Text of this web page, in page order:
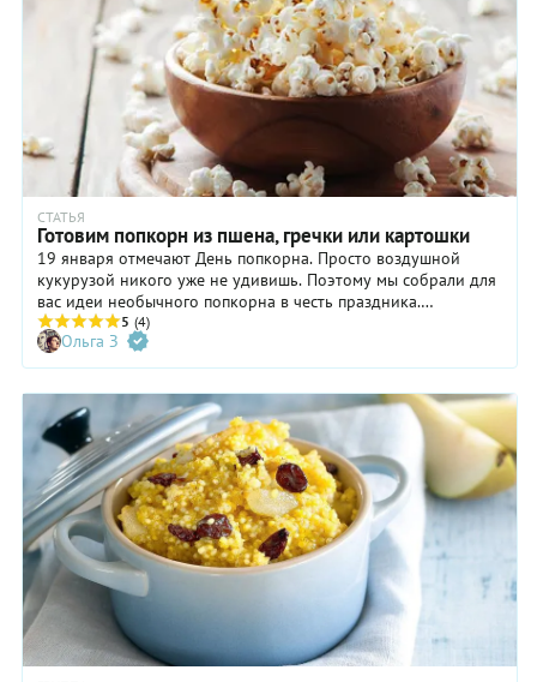
СТАТЬЯ
Готовим попкорн из пшена, гречки или картошки
19 января отмечают День попкорна. Просто воздушной
кукурузой никого уже не удивишь. Поэтому мы собрали для
вас идеи необычного попкорна в честь праздника.
Готовьтесь к разрыву шаблона от шеф-поваров, ведь
попкорном рискуют стать не только злаки, но и корнеплоды
и даже морепродукты. Но обо всем по порядку.
5 (4)
Ольга З